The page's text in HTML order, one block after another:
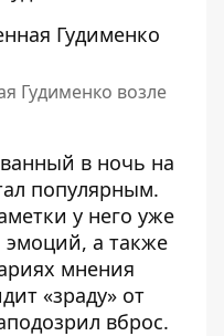
Гудименко возле
в ночь на
популярным.
у него уже
а также
мнения
«зраду» от
вброс.